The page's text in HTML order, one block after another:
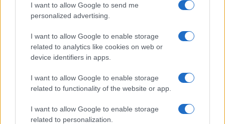
I want to allow Google to send me
personalized advertising.
I want to allow Google to enable storage
related to analytics like cookies on web or
device identifiers in apps.
I want to allow Google to enable storage
related to functionality of the website or app.
I want to allow Google to enable storage
related to personalization.
INVERSIONES